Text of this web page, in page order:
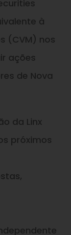
à
(CVM) nos
ações
de Nova
da Linx
próximos